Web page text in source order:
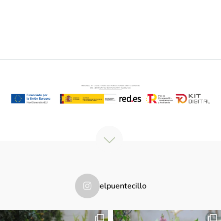
elpuentecillo